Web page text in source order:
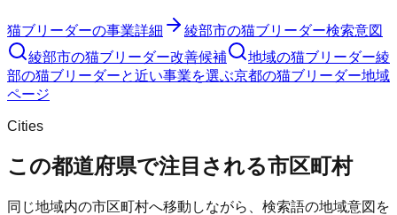
猫ブリーダーの事業詳細 綾部市の猫ブリーダー検索意図
綾部市の猫ブリーダー改善候補 地域の猫ブリーダー綾
部の猫ブリーダーと近い事業を選ぶ京都の猫ブリーダー地域
ページ
Cities
この都道府県で注目される市区町村
同じ地域内の市区町村へ移動しながら、検索語の地域意図を